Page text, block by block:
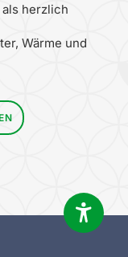
herzlich
Wärme und